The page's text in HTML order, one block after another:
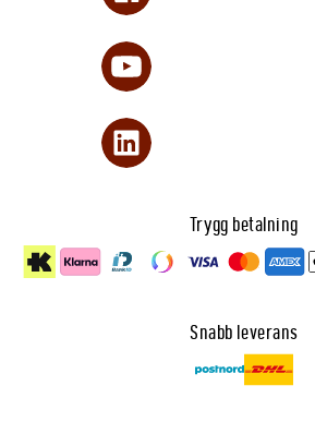
Trygg betalning
Snabb leverans